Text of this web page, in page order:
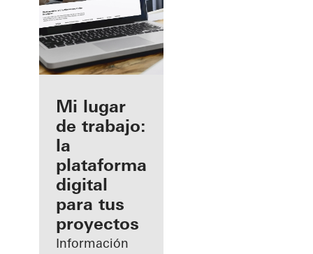
Beneficios
como
fabricante
registrado
Descubre
mi área
de
trabajo
Mi lugar
de trabajo:
la
plataforma
digital
para tus
proyectos
Información